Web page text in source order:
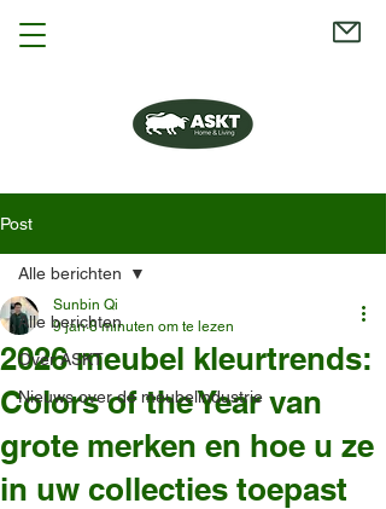
Post
Alle berichten
Over ASKT
Nieuws over de meubelindustrie
Alle berichten
2026 meubel kleurtrends:
Colors of the Year van
grote merken en hoe u ze
in uw collecties toepast
Sunbin Qi
9 jan 8 minuten om te lezen